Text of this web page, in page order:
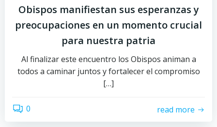
Obispos manifiestan sus esperanzas y
preocupaciones en un momento crucial
para nuestra patria
Al finalizar este encuentro los Obispos animan a
todos a caminar juntos y fortalecer el compromiso
[…]
0 read more